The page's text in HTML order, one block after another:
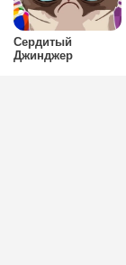
Сердитый
Джинджер